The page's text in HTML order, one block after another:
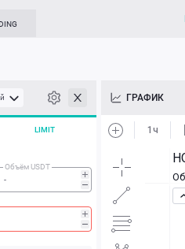
LIMIT
Объём USDT
ГРАФИК